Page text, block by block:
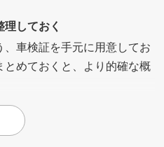
しておく
車検証を手元に用意してお
とめておくと、より的確な概
定する
れる金額はあくまで目安で